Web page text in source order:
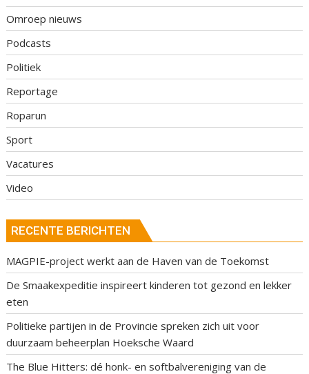
Omroep nieuws
Podcasts
Politiek
Reportage
Roparun
Sport
Vacatures
Video
RECENTE BERICHTEN
MAGPIE-project werkt aan de Haven van de Toekomst
De Smaakexpeditie inspireert kinderen tot gezond en lekker
eten
Politieke partijen in de Provincie spreken zich uit voor
duurzaam beheerplan Hoeksche Waard
The Blue Hitters: dé honk- en softbalvereniging van de